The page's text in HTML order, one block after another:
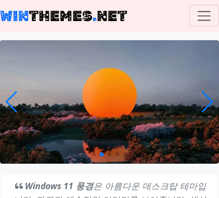
WINTHEMES.NET
Windows 11 풍경은 아름다운 데스크탑 테마입